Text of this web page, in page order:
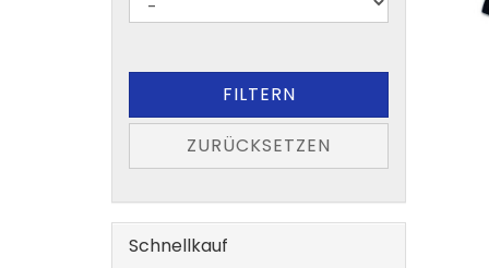
FILTERN
ZURÜCKSETZEN
Schnellkauf